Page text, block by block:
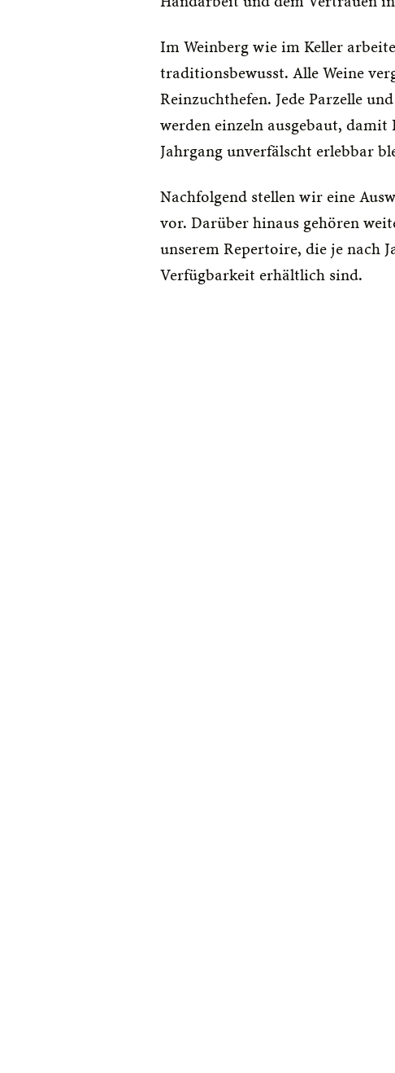
Im Weinberg wie im Keller
traditionsbewusst. Alle Weine
Reinzuchthefen. Jede Parzelle
werden einzeln ausgebaut,
Jahrgang unverfälscht erlebbar
Nachfolgend stellen wir eine
vor. Darüber hinaus gehören
unserem Repertoire, die je nach
Verfügbarkeit erhältlich sind.